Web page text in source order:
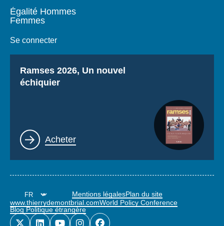
Égalité Hommes
Femmes
Se connecter
Titre
Ramses 2026, Un nouvel
échiquier
Lien
Acheter
Mentions légalesPlan du site
www.thierrydemontbrial.comWorld Policy Conference
Blog Politique étrangère